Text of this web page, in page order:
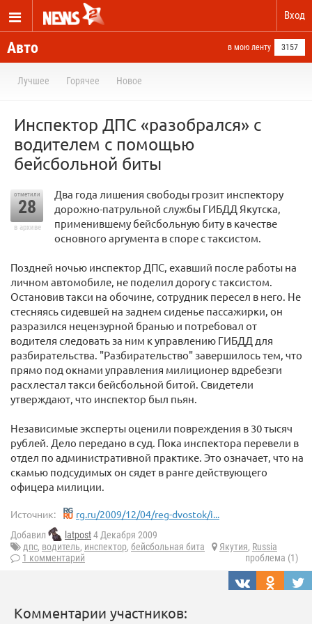
Вход
Авто в мою ленту 3157
Лучшее Горячее Новое
Инспектор ДПС «разобрался» с
водителем с помощью
бейсбольной биты
отметили
28
в архиве
Два года лишения свободы грозит инспектору
дорожно-патрульной службы ГИБДД Якутска,
применившему бейсбольную биту в качестве
основного аргумента в споре с таксистом.
Поздней ночью инспектор ДПС, ехавший после работы на
личном автомобиле, не поделил дорогу с таксистом.
Остановив такси на обочине, сотрудник пересел в него. Не
стесняясь сидевшей на заднем сиденье пассажирки, он
разразился нецензурной бранью и потребовал от
водителя следовать за ним к управлению ГИБДД для
разбирательства. "Разбирательство" завершилось тем, что
прямо под окнами управления милиционер вдребезги
расхлестал такси бейсбольной битой. Свидетели
утверждают, что инспектор был пьян.
Независимые эксперты оценили повреждения в 30 тысяч
рублей. Дело передано в суд. Пока инспектора перевели в
отдел по административной практике. Это означает, что на
скамью подсудимых он сядет в ранге действующего
офицера милиции.
Источник: rg.ru/2009/12/04/reg-dvostok/i...
Добавил latpost4 Декабря 2009
дпс, водитель, инспектор, бейсбольная бита Якутия, Russia
1 комментарий
проблема (1)
Комментарии участников: